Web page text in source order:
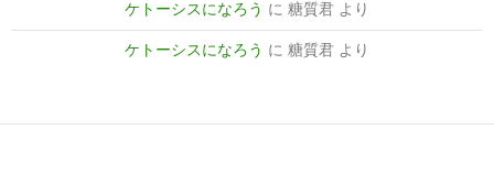
ケトーシスになろう に 糖質君 より
ケトーシスになろう に 糖質君 より